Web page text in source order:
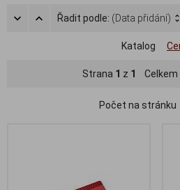
Řadit podle: (Data přidání)
Katalog
Strana 1 z 1 Celkem
Počet na stránku